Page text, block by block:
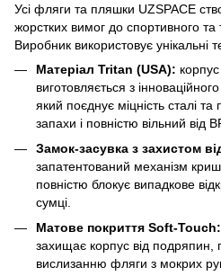
Усі фляги та пляшки UZSPACE
жорстких вимог до спортивного та
Виробник використовує унікальні
Матеріал Tritan (USA):
виготовляється з
який поєднує міцність сталі
запахи і повністю вільний від
Замок-засувка з захистом
запатентований механізм
повністю блокує випадкове
сумці.
Матове покриття Soft-Touch:
захищає корпус від подряпин,
вислизанню фляги з мокрих